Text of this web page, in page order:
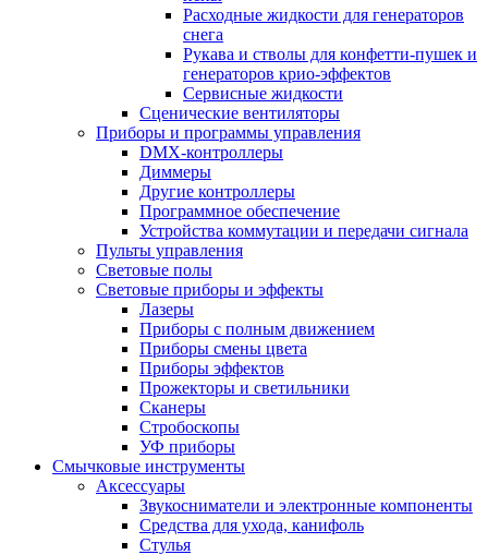
Расходные жидкости для генераторов
снега
Рукава и стволы для конфетти-пушек и
генераторов крио-эффектов
Сервисные жидкости
Сценические вентиляторы
Приборы и программы управления
DMX-контроллеры
Диммеры
Другие контроллеры
Программное обеспечение
Устройства коммутации и передачи сигнала
Пульты управления
Световые полы
Световые приборы и эффекты
Лазеры
Приборы с полным движением
Приборы смены цвета
Приборы эффектов
Прожекторы и светильники
Сканеры
Стробоскопы
УФ приборы
Смычковые инструменты
Аксессуары
Звукосниматели и электронные компоненты
Средства для ухода, канифоль
Стулья